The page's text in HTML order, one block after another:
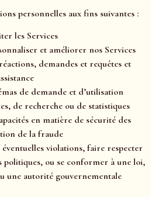
personnelles aux fins suivantes :
les Services
et améliorer nos Services
demandes et requêtes et
de demande et d’utilisation
de recherche ou de statistiques
en matière de sécurité des
de la fraude
violations, faire respecter
politiques, ou se conformer à une loi,
une autorité gouvernementale